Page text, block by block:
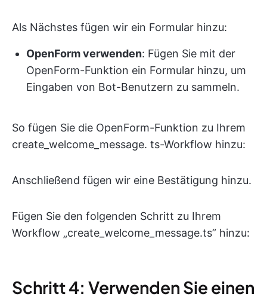
Als Nächstes fügen wir ein Formular hinzu:
OpenForm verwenden: Fügen Sie mit der
OpenForm-Funktion ein Formular hinzu, um
Eingaben von Bot-Benutzern zu sammeln.
So fügen Sie die OpenForm-Funktion zu Ihrem
create_welcome_message. ts-Workflow hinzu:
Anschließend fügen wir eine Bestätigung hinzu.
Fügen Sie den folgenden Schritt zu Ihrem
Workflow „create_welcome_message.ts” hinzu:
Schritt 4: Verwenden Sie einen